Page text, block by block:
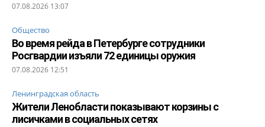
07.08.2026 13:07
Общество
Во время рейда в Петербурге сотрудники
Росгвардии изъяли 72 единицы оружия
07.08.2026 12:51
Ленинградская область
Жители Ленобласти показывают корзины с
лисичками в социальных сетях